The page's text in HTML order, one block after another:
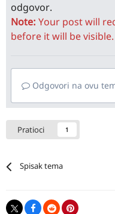
odgovor.
Note: Your post will
before it will be visible.
Odgovori na ovu
Pratioci 1
Spisak tema